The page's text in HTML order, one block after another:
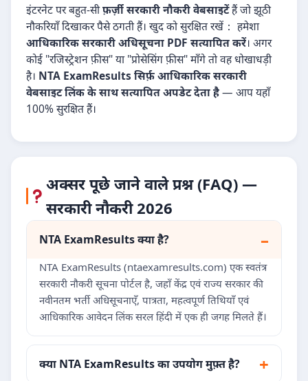
इंटरनेट पर बहुत-सीफ़र्ज़ी सरकारी नौकरी वेबसाइटेंहैं जो झूठी
नौकरियाँ दिखाकर पैसे ठगती हैं। खुद को सुरक्षित रखें： हमेशा
आधिकारिक सरकारी अधिसूचना PDF सत्यापित करें। अगर
कोई "रजिस्ट्रेशन फ़ीस" या "प्रोसेसिंग फ़ीस" माँगे तो वह धोखाधड़ी
है। NTA ExamResults सिर्फ़ आधिकारिक सरकारी
वेबसाइट लिंक के साथ सत्यापित अपडेट देता है— आप यहाँ
100% सुरक्षित हैं।
अक्सर पूछे जाने वाले प्रश्न (FAQ) —
सरकारी नौकरी 2026
NTA ExamResults क्या है?
NTA ExamResults (ntaexamresults.com) एक स्वतंत्र
सरकारी नौकरी सूचना पोर्टल है, जहाँ केंद्र एवं राज्य सरकार की
नवीनतम भर्ती अधिसूचनाएँ, पात्रता, महत्वपूर्ण तिथियाँ एवं
आधिकारिक आवेदन लिंक सरल हिंदी में एक ही जगह मिलते हैं।
क्या NTA ExamResults का उपयोग मुफ़्त है?